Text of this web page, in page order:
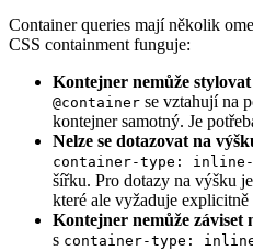
Container queries mají několik
CSS containment funguje:
Kontejner nemůže stylovat
@container se vztahují na
kontejner samotný. Je
Nelze se dotazovat na
container-type:
šířku. Pro dotazy na výšku
které ale vyžaduje explicitně
Kontejner nemůže záviset
s container-type: